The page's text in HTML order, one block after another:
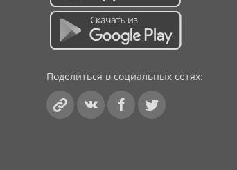
Поделиться в социальных сетях: